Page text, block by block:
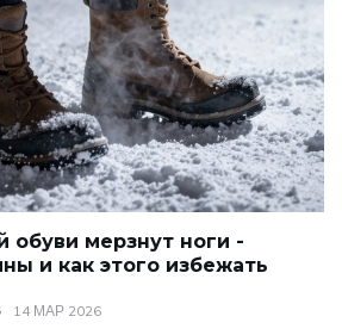
обуви мерзнут ноги -
и как этого избежать
14 МАР 2026